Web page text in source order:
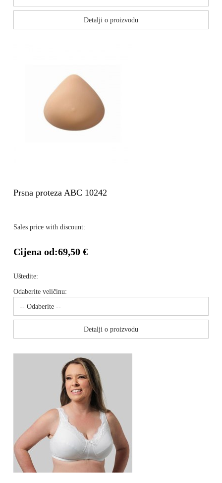
Detalji o proizvodu
Prsna proteza ABC 10242
Sales price with discount:
Cijena od:69,50 €
Uštedite:
Odaberite veličinu:
Detalji o proizvodu